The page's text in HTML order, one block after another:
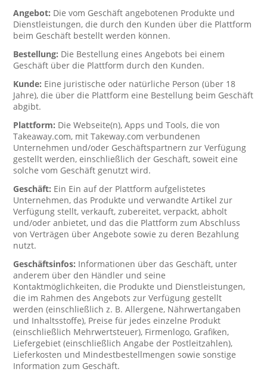
Angebot: Die vom Geschäft angebotenen Produkte und
Dienstleistungen, die durch den Kunden über die Plattform
beim Geschäft bestellt werden können.
Bestellung: Die Bestellung eines Angebots bei einem
Geschäft über die Plattform durch den Kunden.
Kunde: Eine juristische oder natürliche Person (über 18
Jahre), die über die Plattform eine Bestellung beim Geschäft
abgibt.
Plattform: Die Webseite(n), Apps und Tools, die von
Takeaway.com, mit Takeway.com verbundenen
Unternehmen und/oder Geschäftspartnern zur Verfügung
gestellt werden, einschließlich der Geschäft, soweit eine
solche vom Geschäft genutzt wird.
Geschäft: Ein Ein auf der Plattform aufgelistetes
Unternehmen, das Produkte und verwandte Artikel zur
Verfügung stellt, verkauft, zubereitet, verpackt, abholt
und/oder anbietet, und das die Plattform zum Abschluss
von Verträgen über Angebote sowie zu deren Bezahlung
nutzt.
Geschäftsinfos: Informationen über das Geschäft, unter
anderem über den Händler und seine
Kontaktmöglichkeiten, die Produkte und Dienstleistungen,
die im Rahmen des Angebots zur Verfügung gestellt
werden (einschließlich z. B. Allergene, Nährwertangaben
und Inhaltsstoffe), Preise für jedes einzelne Produkt
(einschließlich Mehrwertsteuer), Firmenlogo, Grafiken,
Liefergebiet (einschließlich Angabe der Postleitzahlen),
Lieferkosten und Mindestbestellmengen sowie sonstige
Information zum Geschäft.